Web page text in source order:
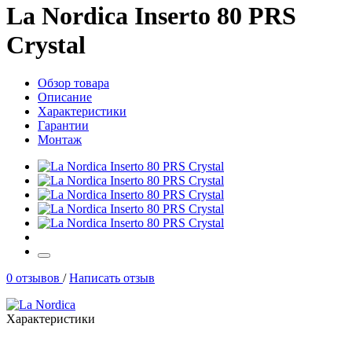
La Nordica Inserto 80 PRS
Сrystal
Обзор товара
Описание
Характеристики
Гарантии
Монтаж
0 отзывов /Написать отзыв
Характеристики